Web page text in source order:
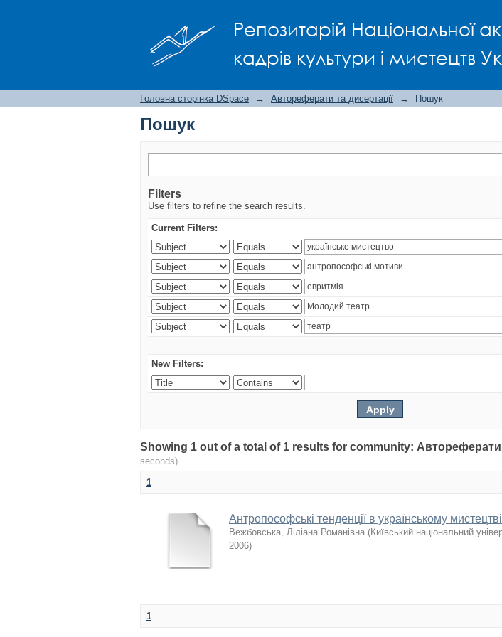
Репозитарій Національної
кадрів культури і мистецтв
Головна сторінка DSpace → Автореферати та дисертації → Пошук
Пошук
Filters
Use filters to refine the search results.
Current Filters:
New Filters:
Showing 1 out of a total of 1 results for community: Автореферати
seconds)
1
Антропософські тенденції в українському
Вежбовська, Ліліана Романівна (Київський національний
2006)
1